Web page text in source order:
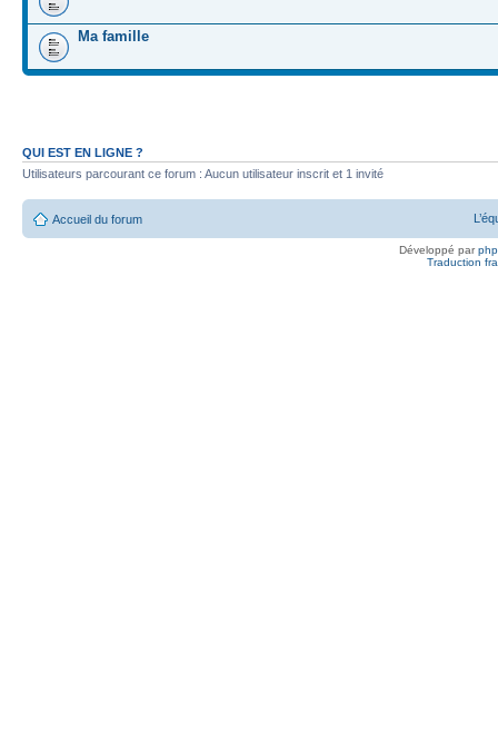
Ma famille
QUI EST EN LIGNE ?
Utilisateurs parcourant ce forum : Aucun utilisateur inscrit et 1 invité
Accueil du forum
Développé par
Traduction